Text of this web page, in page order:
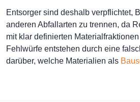
Entsorger sind deshalb verpflichtet,
anderen Abfallarten zu trennen, da
mit klar definierten
Fehlwürfe entstehen durch eine
darüber, welche Materialien als